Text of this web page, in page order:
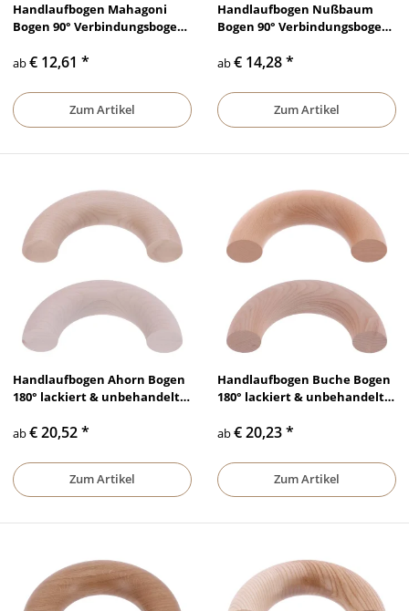
Handlaufbogen Mahagoni
Bogen 90° Verbindungsbogen
unbehandelt, Ø 35 mm - Ø 50
ab€ 12,61 *
Zum Artikel
Handlaufbogen Nußbaum
Bogen 90° Verbindungsbogen
unbehandelt, Ø 35 mm - Ø 50
ab€ 14,28*
Zum Artikel
Handlaufbogen Ahorn Bogen
180° lackiert & unbehandelt,
ab€ 20,52*
Zum Artikel
Handlaufbogen Buche Bogen
180° lackiert & unbehandelt,
ab€ 20,23*
Zum Artikel